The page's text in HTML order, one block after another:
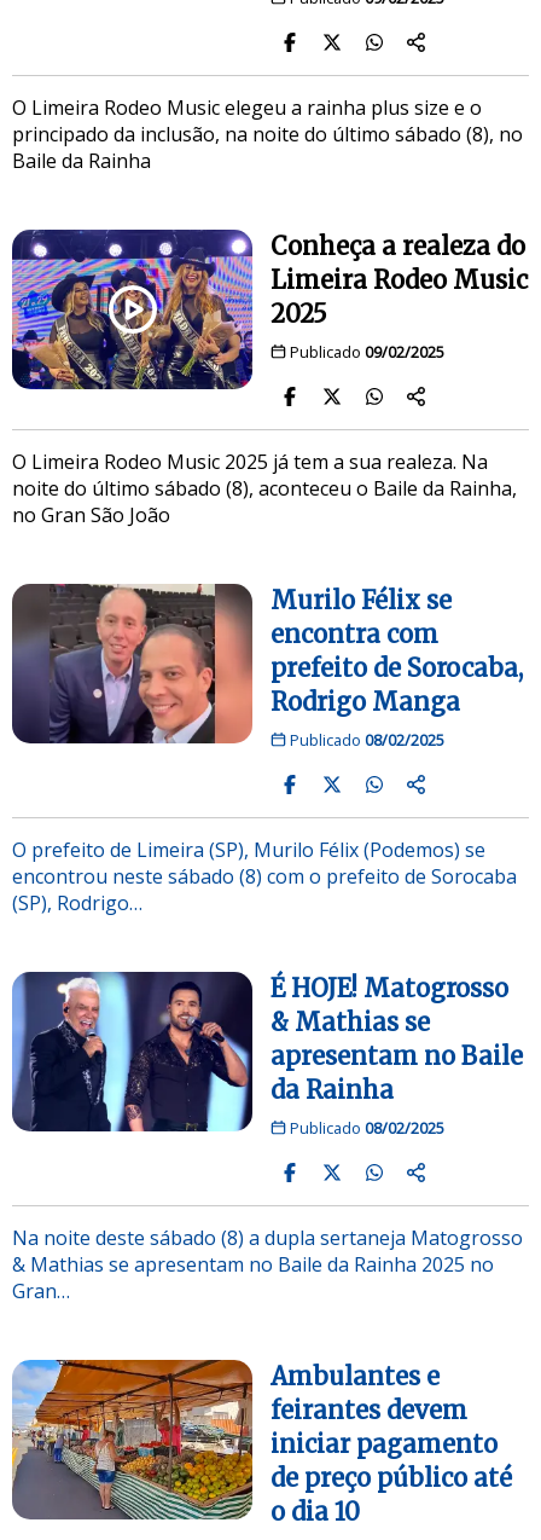
O Limeira Rodeo Music elegeu a rainha plus size e o
principado da inclusão, na noite do último sábado (8), no
Baile da Rainha
Conheça a realeza do
Limeira Rodeo Music
2025
Publicado 09/02/2025
O Limeira Rodeo Music 2025 já tem a sua realeza. Na
noite do último sábado (8), aconteceu o Baile da Rainha,
no Gran São João
Murilo Félix se
encontra com
prefeito de Sorocaba,
Rodrigo Manga
Publicado 08/02/2025
O prefeito de Limeira (SP), Murilo Félix (Podemos) se
encontrou neste sábado (8) com o prefeito de Sorocaba
(SP), Rodrigo…
É HOJE! Matogrosso
& Mathias se
apresentam no Baile
da Rainha
Publicado 08/02/2025
Na noite deste sábado (8) a dupla sertaneja Matogrosso
& Mathias se apresentam no Baile da Rainha 2025 no
Gran…
Ambulantes e
feirantes devem
iniciar pagamento
de preço público até
o dia 10